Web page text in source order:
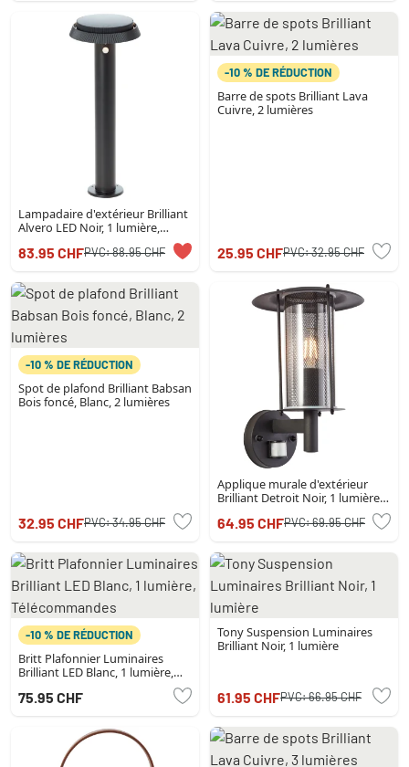
Lampadaire d'extérieur Brilliant
Alvero LED Noir, 1 lumière,
83.95 CHFPVC:88.95 CHF
-10 % DE RÉDUCTION
Barre de spots Brilliant Lava
Cuivre, 2 lumières
25.95 CHFPVC:32.95 CHF
-10 % DE RÉDUCTION
Spot de plafond Brilliant Babsan
Bois foncé, Blanc, 2 lumières
32.95 CHFPVC:34.95 CHF
Applique murale d'extérieur
Brilliant Detroit Noir, 1 lumière,
64.95 CHFPVC:69.95 CHF
-10 % DE RÉDUCTION
Britt Plafonnier Luminaires
Brilliant LED Blanc, 1 lumière,
75.95 CHF
Tony Suspension Luminaires
Brilliant Noir, 1 lumière
61.95 CHFPVC:66.95 CHF